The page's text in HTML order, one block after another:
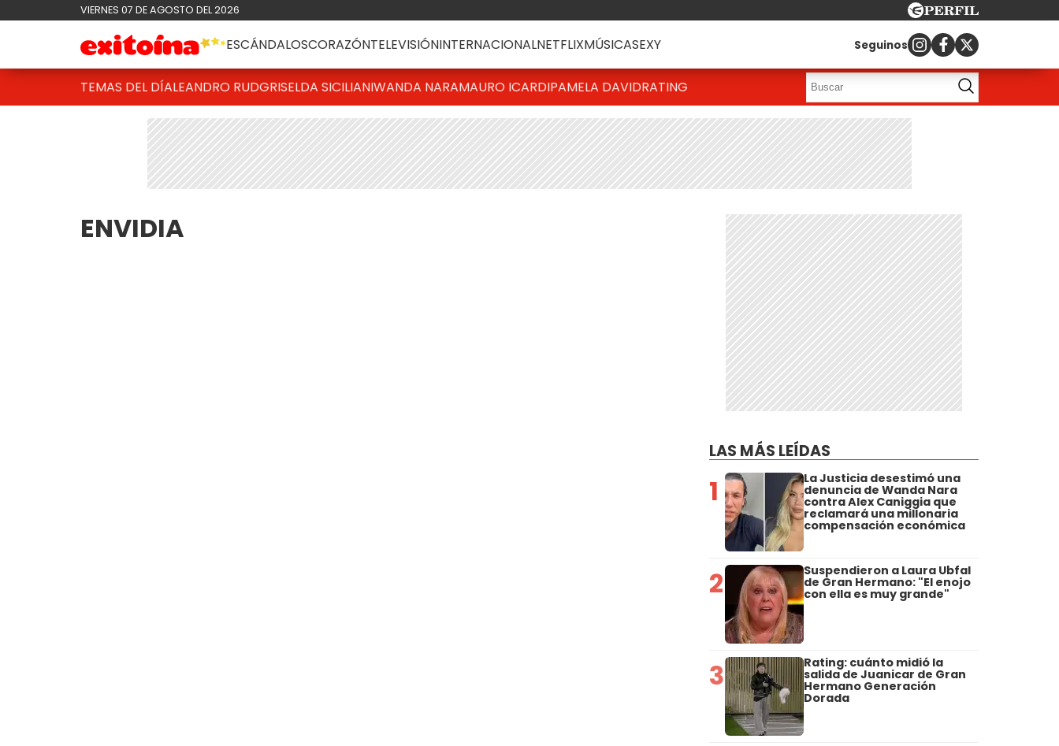
VIERNES 07 DE AGOSTO DEL 2026
ESCÁNDALOSCORAZÓNTELEVISIÓNINTERNACIONALNETFLIXMÚSICASEXY Seguinos
TEMAS DEL DÍALEANDRO RUDGRISELDA SICILIANIWANDA NARAMAURO ICARDIPAMELA DAVIDRATING
ENVIDIA
LAS MÁS LEÍDAS
1 La Justicia desestimó una
denuncia de Wanda Nara
contra Alex Caniggia que
reclamará una millonaria
compensación económica
2 Suspendieron a Laura Ubfal
de Gran Hermano: "El enojo
con ella es muy grande"
3 Rating: cuánto midió la
salida de Juanicar de Gran
Hermano Generación
Dorada